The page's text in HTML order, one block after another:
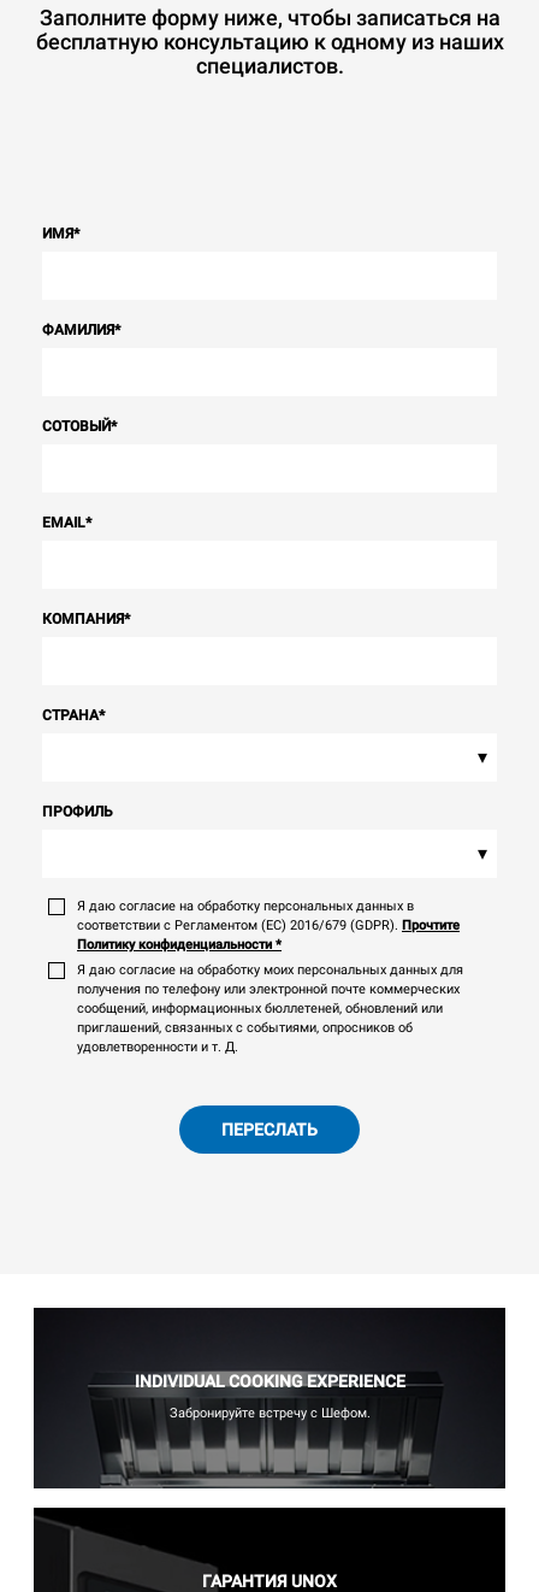
Заполните форму ниже, чтобы записаться на
бесплатную консультацию к одному из наших
специалистов.
ИМЯ*
ФАМИЛИЯ*
СОТОВЫЙ*
EMAIL*
КОМПАНИЯ*
СТРАНА*
▾
ПРОФИЛЬ
▾
Я даю согласие на обработку персональных данных в
соответствии с Регламентом (ЕС) 2016/679 (GDPR). Прочтите
Политику конфиденциальности *
Я даю согласие на обработку моих персональных данных для
получения по телефону или электронной почте коммерческих
сообщений, информационных бюллетеней, обновлений или
приглашений, связанных с событиями, опросников об
удовлетворенности и т. Д.
ПЕРЕСЛАТЬ
INDIVIDUAL COOKING EXPERIENCE
Забронируйте встречу с Шефом.
ГАРАНТИЯ UNOX